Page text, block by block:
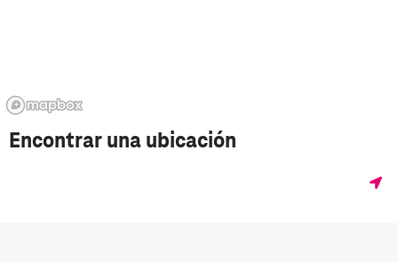
Encontrar una ubicación